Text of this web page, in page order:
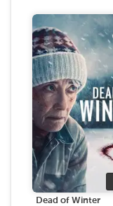
Dead of Winter